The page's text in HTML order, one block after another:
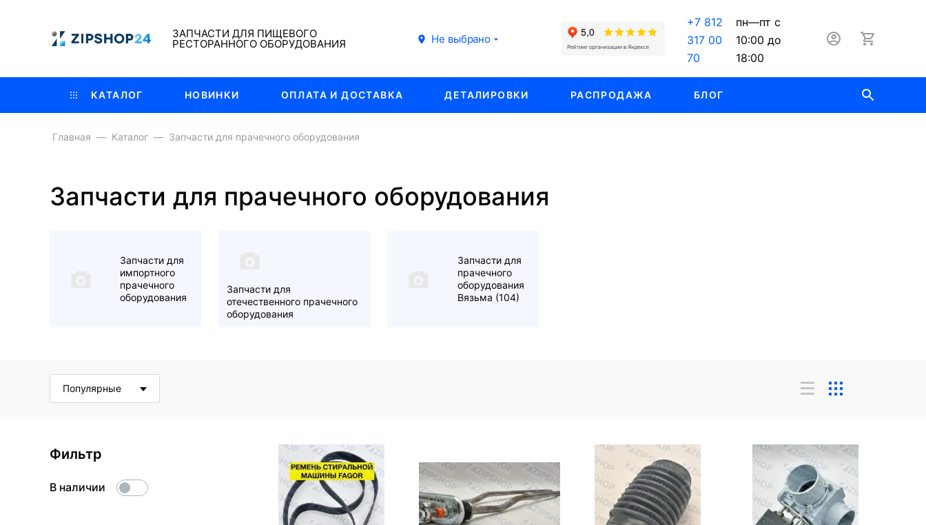
ЗАПЧАСТИ ДЛЯ ПИЩЕВОГО
РЕСТОРАННОГО ОБОРУДОВАНИЯ Не выбрано
+7 812
317 00
70
пн—пт с
10:00 до
18:00
КАТАЛОГ НОВИНКИ ОПЛАТА И ДОСТАВКА ДЕТАЛИРОВКИ РАСПРОДАЖА БЛОГ
Главная Каталог Запчасти для прачечного оборудования
Запчасти для прачечного оборудования
Запчасти для
импортного
прачечного
оборудования
Запчасти для
отечественного прачечного
оборудования
Запчасти для
прачечного
оборудования
Вязьма (104)
Популярные
Фильтр
В наличии